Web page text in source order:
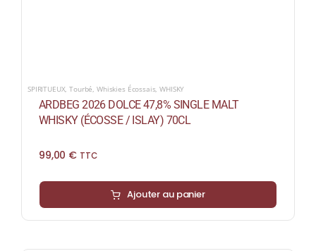
SPIRITUEUX,Tourbé, Whiskies Écossais,WHISKY
ARDBEG 2026 DOLCE 47,8% SINGLE MALT
WHISKY (ÉCOSSE / ISLAY) 70CL
99,00 € TTC
Ajouter au panier